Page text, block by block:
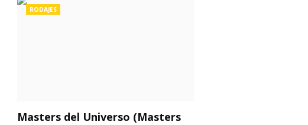
RODAJES
Masters del Universo (Masters